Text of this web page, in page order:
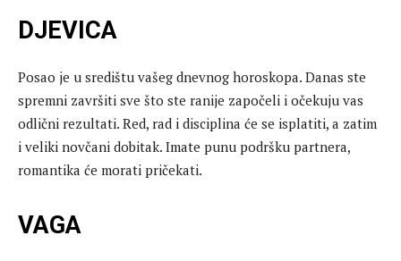
DJEVICA
Posao je u središtu vašeg dnevnog horoskopa. Danas ste
spremni završiti sve što ste ranije započeli i očekuju vas
odlični rezultati. Red, rad i disciplina će se isplatiti, a zatim
i veliki novčani dobitak. Imate punu podršku partnera,
romantika će morati pričekati.
VAGA